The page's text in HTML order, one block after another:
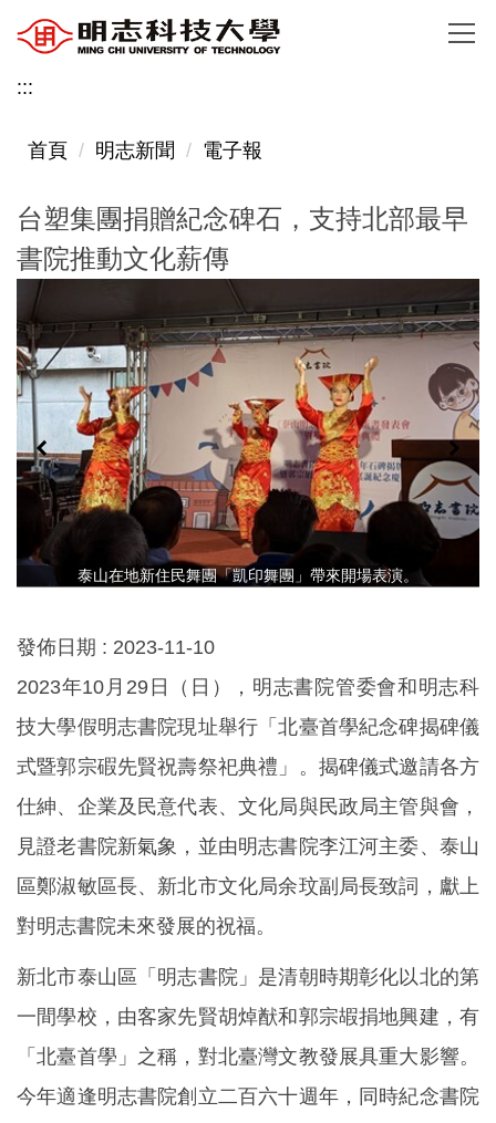
到
主
內
:::
首頁 明志新聞 電子報
台塑集團捐贈紀念碑石，支持北部最早
書院推動文化薪傳
泰山在地新住民舞團「凱印舞團」帶來開場表演。
發佈日期 : 2023-11-10
2023年10月29日（日），明志書院管委會和明志科
技大學假明志書院現址舉行「北臺首學紀念碑揭碑儀
式暨郭宗碬先賢祝壽祭祀典禮」。揭碑儀式邀請各方
仕紳、企業及民意代表、文化局與民政局主管與會，
見證老書院新氣象，並由明志書院李江河主委、泰山
區鄭淑敏區長、新北市文化局余玟副局長致詞，獻上
對明志書院未來發展的祝福。
新北市泰山區「明志書院」是清朝時期彰化以北的第
一間學校，由客家先賢胡焯猷和郭宗嘏捐地興建，有
「北臺首學」之稱，對北臺灣文教發展具重大影響。
今年適逢明志書院創立二百六十週年，同時紀念書院